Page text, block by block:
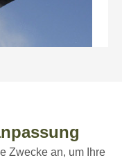
Zwecke an, um Ihre